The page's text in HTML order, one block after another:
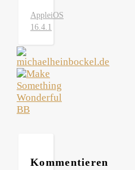
AppleiOS
16.4.1
Kommentieren